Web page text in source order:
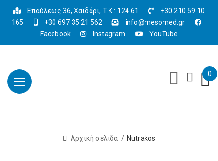
Επαύλεως 36, Χαϊδάρι, Τ.Κ.: 124 61
+30 210 59 10
165
+30 697 35 21 562
info@mesomed.gr
Facebook
Instagram YouTube
0
Αρχική σελίδα Nutrakos